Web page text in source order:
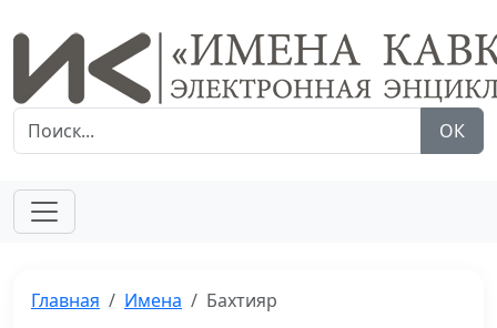
ОК
Главная Имена Бахтияр